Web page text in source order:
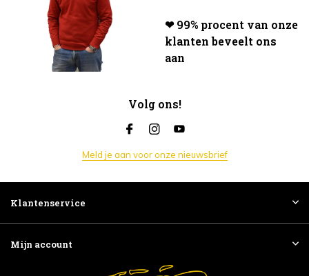
❤ 99% procent van onze
klanten beveelt ons
aan
Volg ons!
Meld je aan voor onze nieuwsbrief
Klantenservice
Mijn account